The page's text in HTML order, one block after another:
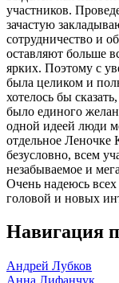
участников.
зачастую
сотрудничество и
оставляют больше
ярких. Поэтому с
была целиком и
хотелось бы
было единого
одной идеей люди
отдельное
безусловно, всем
незабываемое и
Очень надеюсь
головой и новых
Навигация
Андрей Лубков